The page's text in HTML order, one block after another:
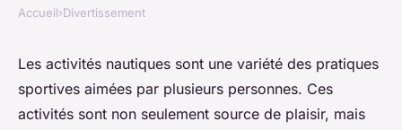
Pourquoi est-il bénéfique de
pratiquer des activités
Accueil›Divertissement
Les activités nautiques sont une variété des pratiques
sportives aimées par plusieurs personnes. Ces
activités sont non seulement source de plaisir, mais